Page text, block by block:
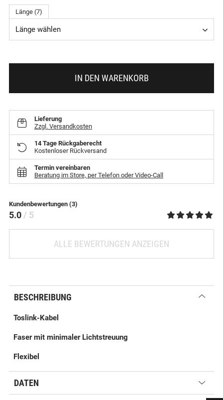
Länge (7)
Länge wählen
IN DEN WARENKORB
Lieferung
Zzgl. Versandkosten
14 Tage Rückgaberecht
Kostenloser Rückversand
Termin vereinbaren
Beratung im Store, per Telefon oder Video-Call
Kundenbewertungen (3)
5.0 / 5
ALLE BEWERTUNGEN ANZEIGEN
BESCHREIBUNG
Toslink-Kabel
Faser mit minimaler Lichtstreuung
Flexibel
DATEN